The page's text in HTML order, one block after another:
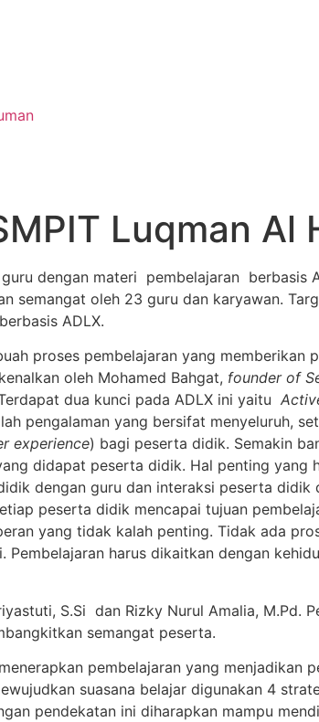
Luqman Al
dengan materi pembelajaran berbasis
semangat oleh 23 guru dan karyawan.
ADLX.
proses pembelajaran yang memberikan
oleh Mohamed Bahgat, founder of
dua kunci pada ADLX ini yaitu
pengalaman yang bersifat menyeluruh,
experience) bagi peserta didik. Semakin
didapat peserta didik. Hal penting yang
dengan guru dan interaksi peserta didik
peserta didik mencapai tujuan
yang tidak kalah penting. Tidak ada
harus dikaitkan dengan
S.Si dan Rizky Nurul Amalia, M.Pd.
semangat peserta.
pembelajaran yang menjadikan
suasana belajar digunakan 4
pendekatan ini diharapkan mampu